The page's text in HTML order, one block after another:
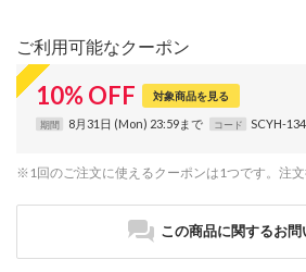
ご利用可能なクーポン
10% OFF 対象商品を見る
期間 8月31日 (Mon) 23:59まで コード SCYH-
※1回のご注文に使えるクーポンは1つです。注文
この商品に関するお問